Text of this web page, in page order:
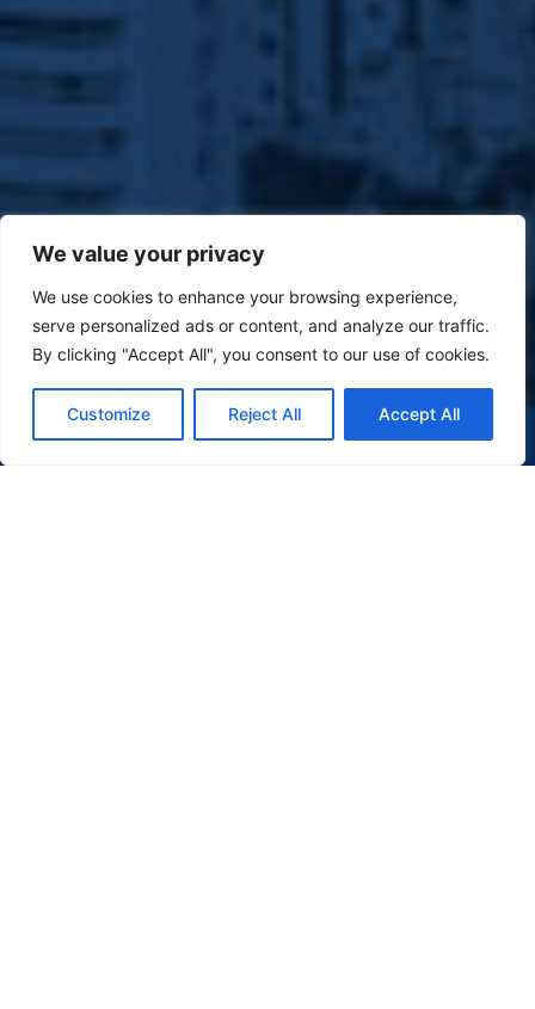
We value your privacy
We use cookies to enhance your browsing experience,
serve personalized ads or content, and analyze our traffic.
By clicking "Accept All", you consent to our use of cookies.
Customize Reject All Accept All
(47) 9 9977-7630